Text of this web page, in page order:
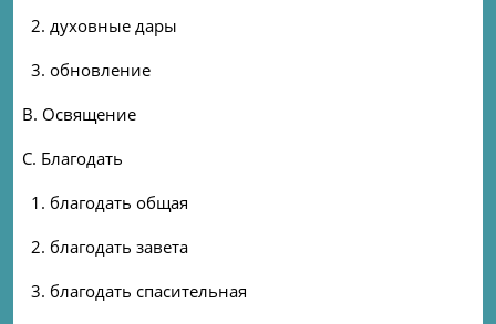
2. духовные дары
3. обновление
B. Освящение
C. Благодать
1. благодать общая
2. благодать завета
3. благодать спасительная